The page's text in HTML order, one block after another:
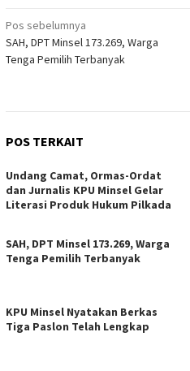
Navigasi
pos
Pos sebelumnya
SAH, DPT Minsel 173.269, Warga
Tenga Pemilih Terbanyak
POS TERKAIT
Undang Camat, Ormas-Ordat
dan Jurnalis KPU Minsel Gelar
Literasi Produk Hukum Pilkada
SAH, DPT Minsel 173.269, Warga
Tenga Pemilih Terbanyak
KPU Minsel Nyatakan Berkas
Tiga Paslon Telah Lengkap